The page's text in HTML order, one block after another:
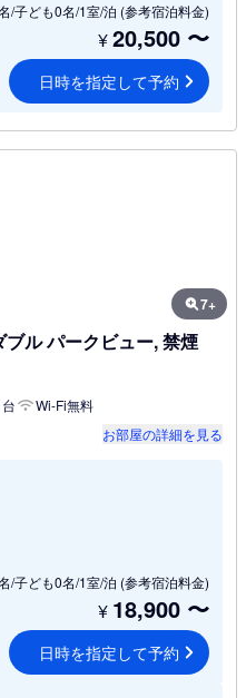
/子ども0名/1室/泊 (参考宿泊料金)
¥20,500 〜
日時を指定して予約
7+
ル パークビュー, 禁煙
Wi-Fi無料
お部屋の詳細を見る
/子ども0名/1室/泊 (参考宿泊料金)
¥ 18,900 〜
日時を指定して予約